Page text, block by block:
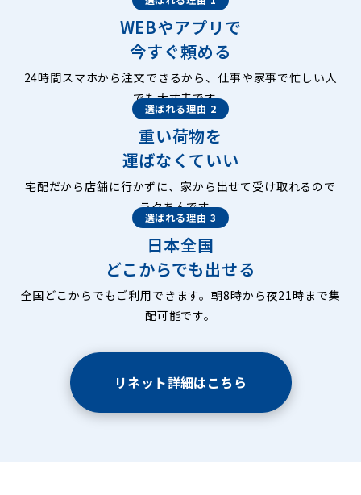
WEBやアプリで
今すぐ頼める
24時間スマホから注文できるから、仕事や家事で忙しい人
でも大丈夫です。
選ばれる理由 2
重い荷物を
運ばなくていい
宅配だから店舗に行かずに、家から出せて受け取れるので
ラクちんです。
選ばれる理由 3
日本全国
どこからでも出せる
全国どこからでもご利用できます。朝8時から夜21時まで集
配可能です。
リネット詳細はこちら